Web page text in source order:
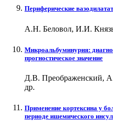
Периферические
А.Н. Беловол, И.И.
Микроальбуминурия:
прогностическое значение
Д.В. Преображенский,
др.
Применение кортексина у
периоде ишемического